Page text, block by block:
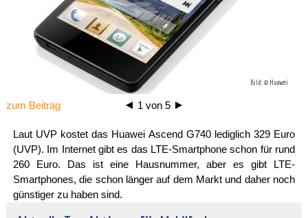
Bild: © Huawei
zum Beitrag 1 von5
Laut UVP kostet das Huawei Ascend G740 lediglich 329 Euro
(UVP). Im Internet gibt es das LTE-Smartphone schon für rund
260 Euro. Das ist eine Hausnummer, aber es gibt LTE-
Smartphones, die schon länger auf dem Markt und daher noch
günstiger zu haben sind.